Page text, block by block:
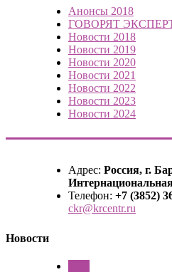
Анонсы 2018
ГОВОРЯТ
Новости 2018
Новости 2019
Новости 2020
Новости 2021
Новости 2022
Новости 2023
Новости 2024
Адрес: Россия, г.
Телефон: +7 (3852)
ckr@krcentr.ru
Новости